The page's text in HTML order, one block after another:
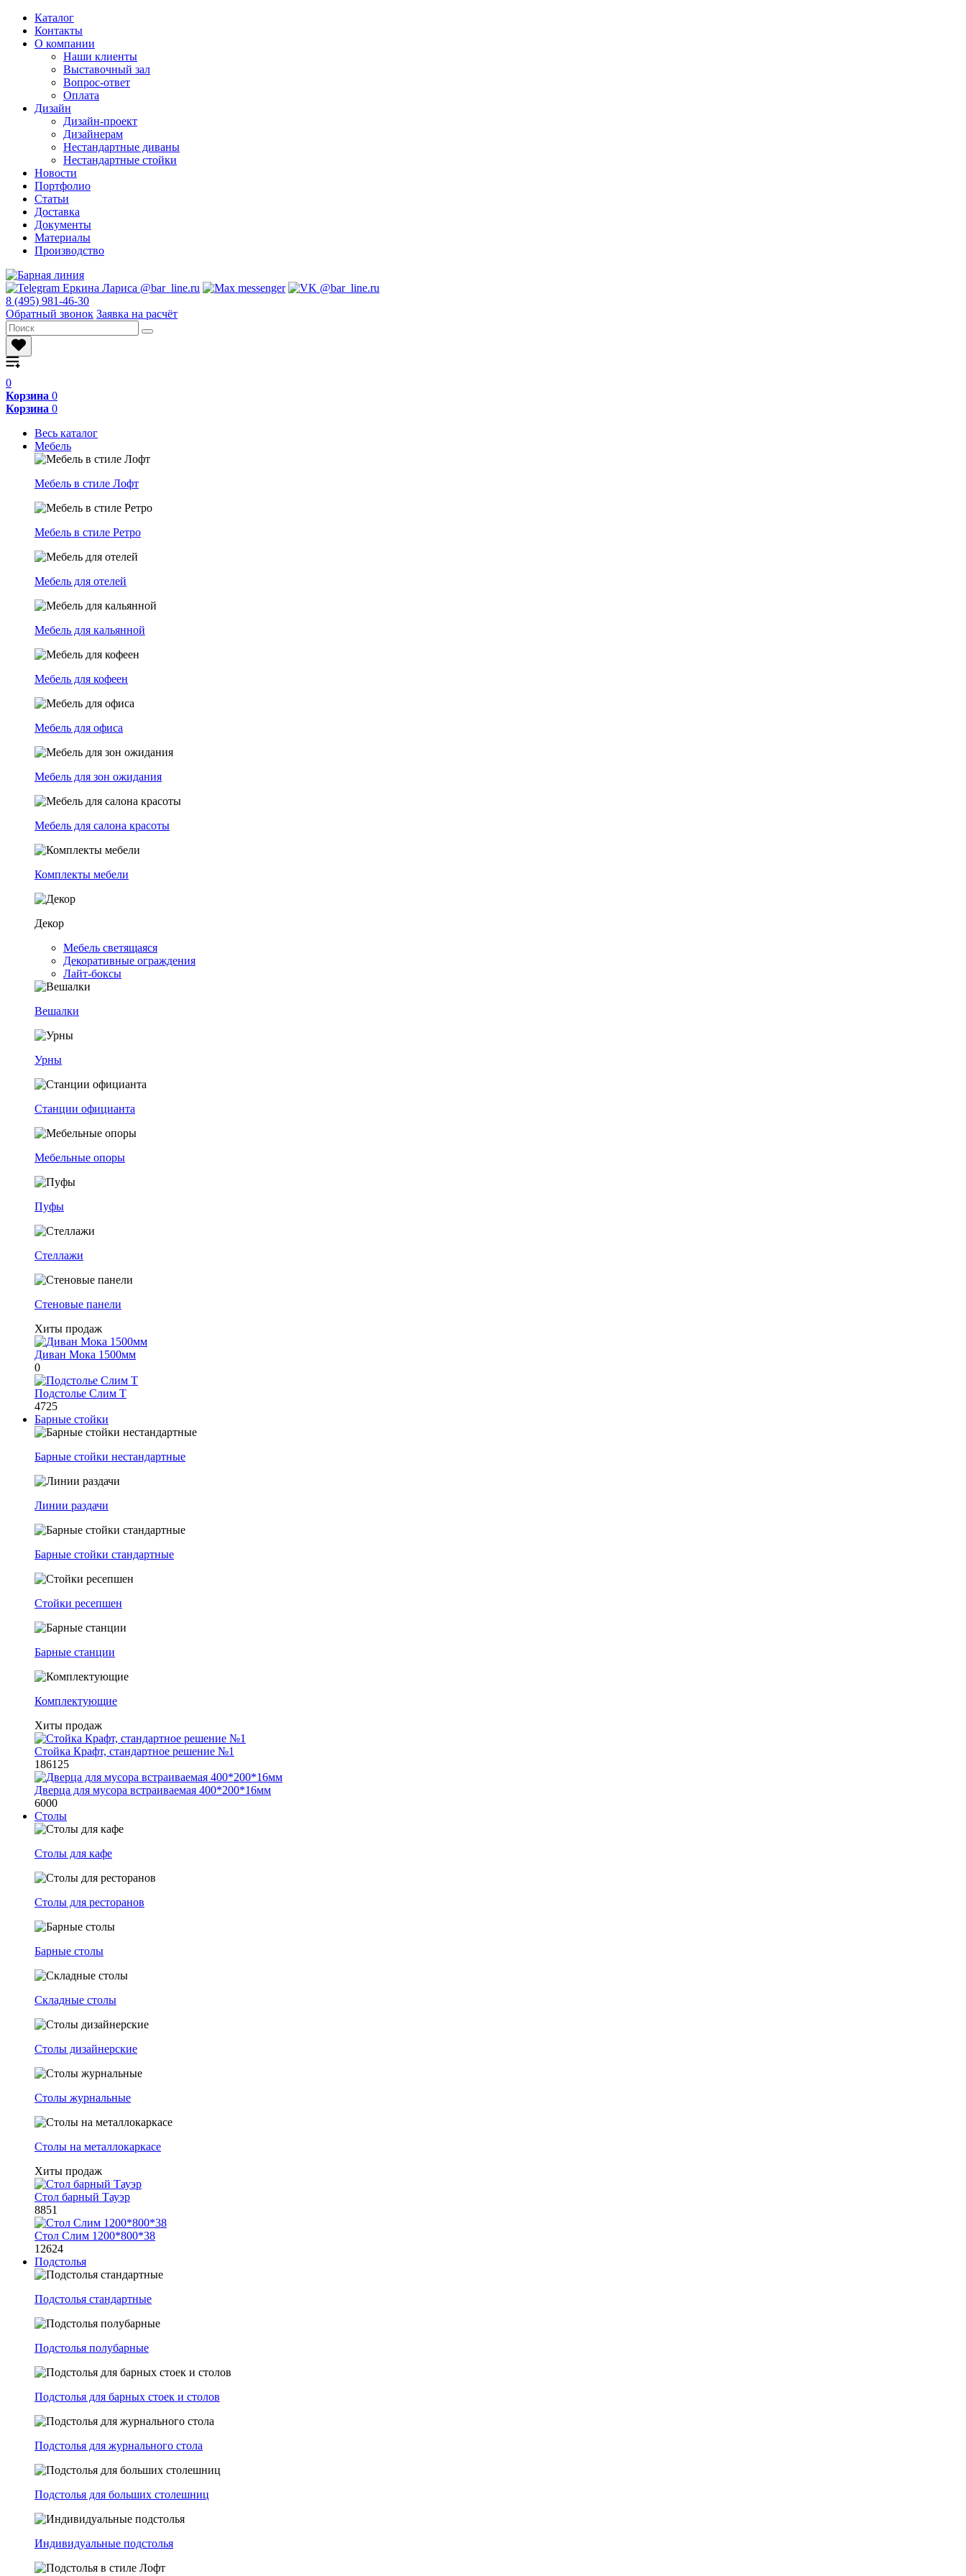
Каталог
Контакты
О компании
Наши клиенты
Выставочный зал
Вопрос-ответ
Оплата
Дизайн
Дизайн-проект
Дизайнерам
Нестандартные диваны
Нестандартные стойки
Новости
Портфолио
Статьи
Доставка
Документы
Материалы
Производство
8 (495) 981-46-30
Обратный звонок Заявка на расчёт
0
Корзина 0
Корзина 0
Весь каталог
Мебель
Мебель в стиле Лофт
Мебель в стиле Ретро
Мебель для отелей
Мебель для кальянной
Мебель для кофеен
Мебель для офиса
Мебель для зон ожидания
Мебель для салона красоты
Комплекты мебели
Декор
Мебель светящаяся
Декоративные ограждения
Лайт-боксы
Вешалки
Урны
Станции официанта
Мебельные опоры
Пуфы
Стеллажи
Стеновые панели
Хиты продаж
Диван Мока 1500мм
0
Подстолье Слим Т
4725
Барные стойки
Барные стойки нестандартные
Линии раздачи
Барные стойки стандартные
Стойки ресепшен
Барные станции
Комплектующие
Хиты продаж
Стойка Крафт, стандартное решение №1
186125
Дверца для мусора встраиваемая 400*200*16мм
6000
Столы
Столы для кафе
Столы для ресторанов
Барные столы
Складные столы
Столы дизайнерские
Столы журнальные
Столы на металлокаркасе
Хиты продаж
Стол барный Тауэр
8851
Стол Слим 1200*800*38
12624
Подстолья
Подстолья стандартные
Подстолья полубарные
Подстолья для барных стоек и столов
Подстолья для журнального стола
Подстолья для больших столешниц
Индивидуальные подстолья